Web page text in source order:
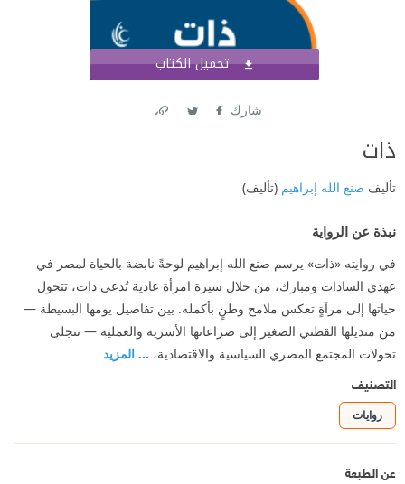
تحميل الكتاب
شارك
ذات
تأليف صنع الله إبراهيم (تأليف)
نبذة عن الرواية
في روايته «ذات» يرسم صنع الله إبراهيم لوحةً نابضة بالحياة لمصر في
عهدي السادات ومبارك، من خلال سيرة امرأة عادية تُدعى ذات، تتحول
حياتها إلى مرآةٍ تعكس ملامح وطنٍ بأكمله. بين تفاصيل يومها البسيطة —
من منديلها القطني الصغير إلى صراعاتها الأسرية والعملية — تتجلى
تحولات المجتمع المصري السياسية والاقتصادية، ... المزيد
التصنيف
روايات
عن الطبعة